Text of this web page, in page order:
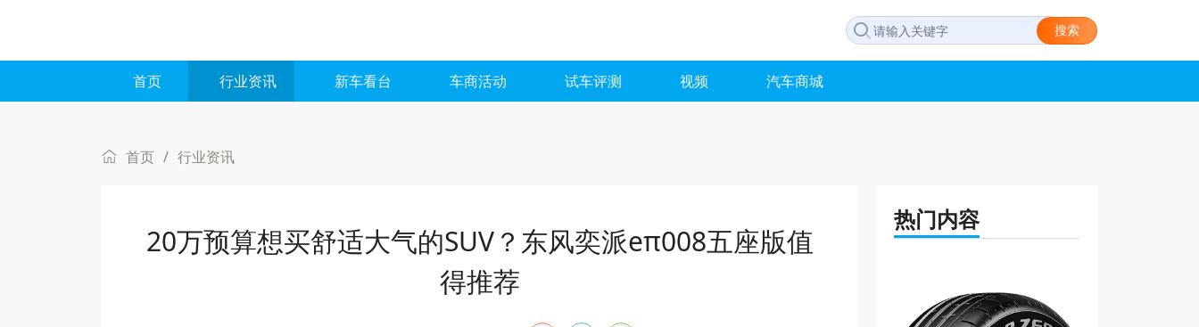
搜索
首页 行业资讯 新车看台 车商活动 试车评测 视频 汽车商城
首页 / 行业资讯
20万预算想买舒适大气的SUV？东风奕派eπ008五座版值
得推荐
热门内容